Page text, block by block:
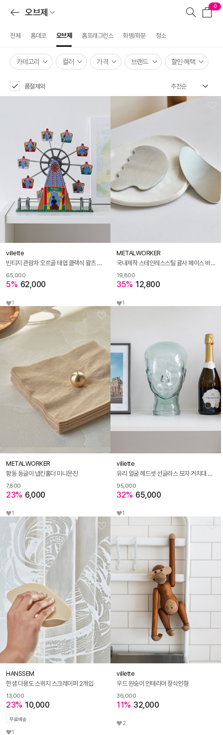
오브제
0
전체 홈데코 오브제 홈프래그런스 화병/화분 청소
카테고리 컬러 가격 브랜드 할인·혜택
품절제외
villette
빈티지 관람차 오르골 태엽 클랙식 왈츠 인테리어 선물
65,000
5% 62,000
1
METALWORKER
국내제작 스테인레스스틸 괄사 페이스 바디 림프 순환 마사지기
19,800
35% 12,800
1
METALWORKER
황동 동글이 냅킨홀더 미니문진
7,800
23% 6,000
1
villette
유리 얼굴 헤드셋 선글라스 모자 거치대 오브제 소품
95,000
32% 65,000
1
HANSSEM
한샘 다용도 스퀴지 스크레이퍼 2개입
13,000
23% 10,000
무료배송
1
villette
우드 원숭이 인테리어 장식인형
36,000
11% 32,000
2